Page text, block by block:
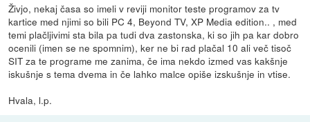
Živjo, nekaj časa so imeli v reviji monitor teste programov za tv
kartice med njimi so bili PC 4, Beyond TV, XP Media edition.. , med
temi plačljivimi sta bila pa tudi dva zastonska, ki so jih pa kar dobro
ocenili (imen se ne spomnim), ker ne bi rad plačal 10 ali več tisoč
SIT za te programe me zanima, če ima nekdo izmed vas kakšnje
iskušnje s tema dvema in če lahko malce opiše izskušnje in vtise.
Hvala, l.p.